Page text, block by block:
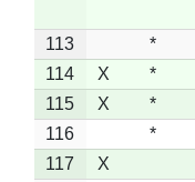
113
*
114
X *
115
X *
116
*
117
X